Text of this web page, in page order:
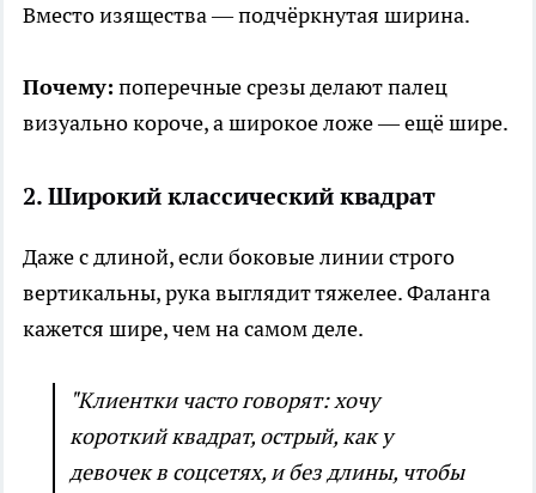
Вместо изящества — подчёркнутая ширина.
Почему: поперечные срезы делают палец
визуально короче, а широкое ложе — ещё шире.
2. Широкий классический квадрат
Даже с длиной, если боковые линии строго
вертикальны, рука выглядит тяжелее. Фаланга
кажется шире, чем на самом деле.
"Клиентки часто говорят: хочу
короткий квадрат, острый, как у
девочек в соцсетях, и без длины, чтобы